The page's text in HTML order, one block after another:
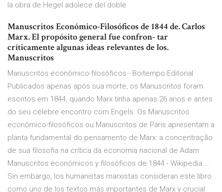
la obra de Hegel adolece del doble
Manuscritos Económico-Filosóficos de 1844 de. Carlos
Marx. El propósito general fue confron- tar
críticamente algunas ideas relevantes de los.
Manuscritos
Manuscritos econômico-filosóficos - Boitempo Editorial
Publicados apenas após sua morte, os Manuscritos foram
escritos em 1844, quando Marx tinha apenas 26 anos e antes
do seu célebre encontro com Engels. Os Manuscritos
econômico-filosóficos ou Manuscritos de Paris apresentam a
planta fundamental do pensamento de Marx: a concentração
de sua filosofia na crítica da economia nacional de Adam
Manuscritos económicos y filosóficos de 1844 - Wikipedia ...
Sin embargo, los humanistas marxistas consideran este libro
como uno de los textos más importantes de Marx y crucial